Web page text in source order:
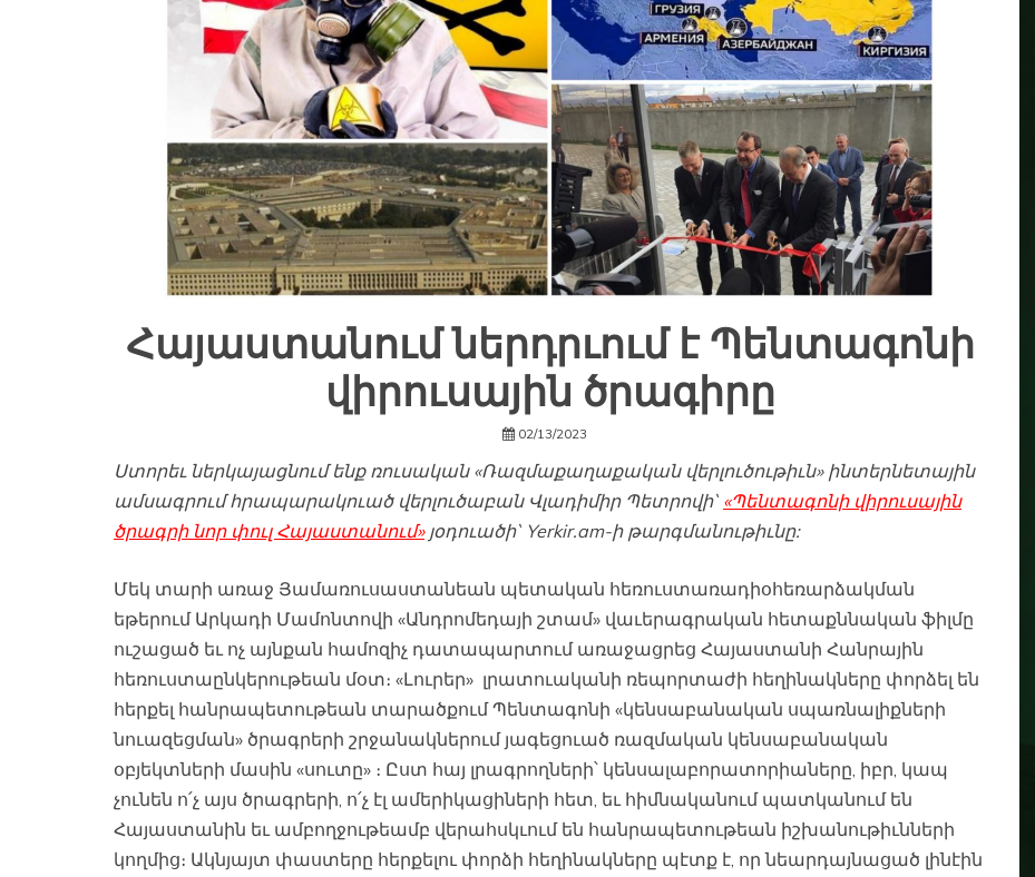
Հայաստանում ներդրւում է Պենտագոնի
վիրուսային ծրագիրը
02/13/2023
Ստորեւ ներկայացնում ենք ռուսական «Ռազմաքաղաքական վերլուծութիւն» ինտերնետային
ամսագրում հրապարակուած վերլուծաբան Վլադիմիր Պետրովի` «Պենտագոնի վիրուսային
ծրագրի նոր փուլ Հայաստանում»յօդուածի` Yerkir.am-ի թարգմանութիւնը:
Մեկ տարի առաջ Յամառուսաստանեան պետական ​​հեռուստառադիօհեռարձակման
եթերում Արկադի Մամոնտովի «Անդրոմեդայի շտամ» վաւերագրական հետաքննական ֆիլմը
ուշացած եւ ոչ այնքան համոզիչ դատապարտում առաջացրեց Հայաստանի Հանրային
հեռուստաընկերութեան մօտ։ «Լուրեր» լրատուականի ռեպորտաժի հեղինակները փորձել են
հերքել հանրապետութեան տարածքում Պենտագոնի «կենսաբանական սպառնալիքների
նուազեցման» ծրագրերի շրջանակներում յագեցուած ռազմական կենսաբանական
օբյեկտների մասին «սուտը» ։ Ըստ հայ լրագրողների՝ կենսալաբորատորիաները, իբր, կապ
չունեն ո՛չ այս ծրագրերի, ո՛չ էլ ամերիկացիների հետ, եւ հիմնականում պատկանում են
Հայաստանին եւ ամբողջութեամբ վերահսկւում են հանրապետութեան իշխանութիւնների
կողմից։ Ակնյայտ փաստերը հերքելու փորձի հեղինակները պէտք է, որ նեարդայնացած լինէին